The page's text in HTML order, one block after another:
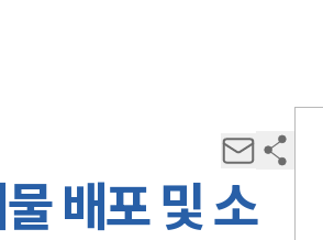
배포 및 소